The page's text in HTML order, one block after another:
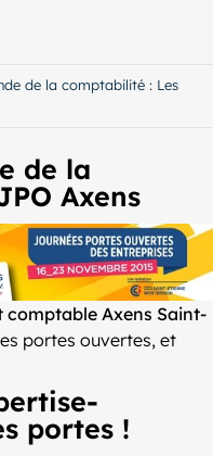
de la comptabilité : Les
de la
Axens
comptable Axens Saint-
portes ouvertes, et
portes !